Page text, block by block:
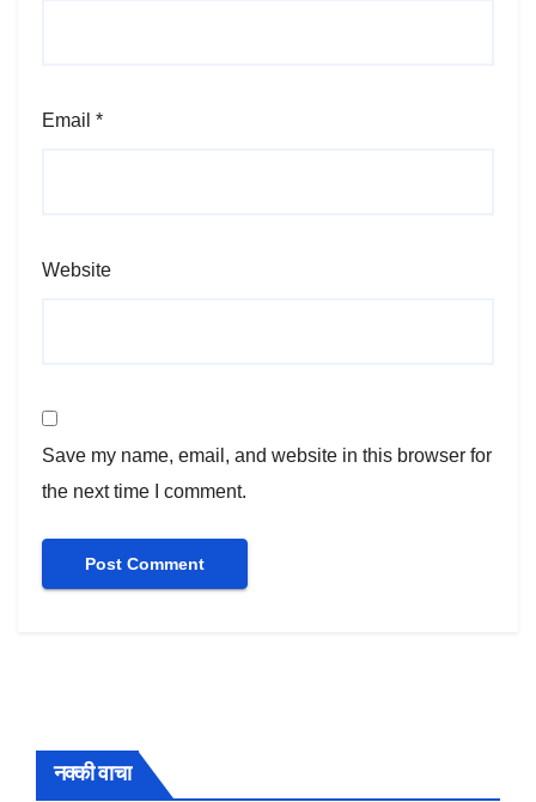
Email *
Website
Save my name, email, and website in this browser for
the next time I comment.
नक्की वाचा